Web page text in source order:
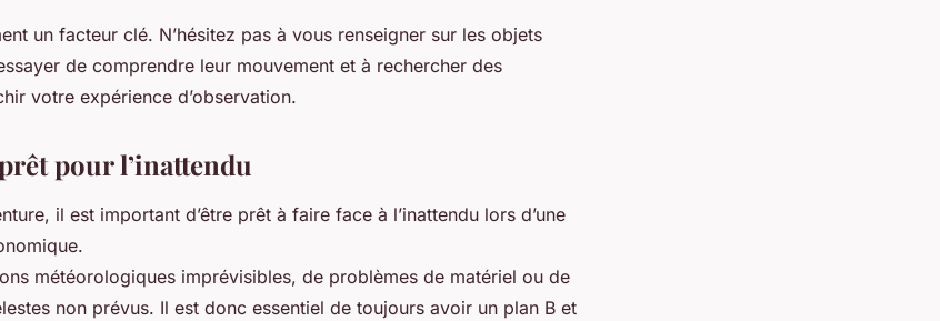
un facteur clé. N’hésitez pas à vous renseigner sur les objets
de comprendre leur mouvement et à rechercher des
votre expérience d’observation.
pour l’inattendu
il est important d’être prêt à faire face à l’inattendu lors d’une
météorologiques imprévisibles, de problèmes de matériel ou de
non prévus. Il est donc essentiel de toujours avoir un plan B et